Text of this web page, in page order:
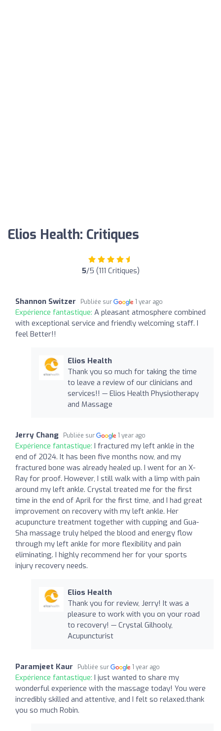
Elios Health: Critiques
5/5 (111 Critiques)
Shannon Switzer Publiée sur 1 year ago
Expérience fantastique: A pleasant atmosphere combined
with exceptional service and friendly welcoming staff. I
feel Better!!
Elios Health
Thank you so much for taking the time
to leave a review of our clinicians and
services!! — Elios Health Physiotherapy
and Massage
Jerry Chang Publiée sur 1 year ago
Expérience fantastique: I fractured my left ankle in the
end of 2024. It has been five months now, and my
fractured bone was already healed up. I went for an X-
Ray for proof. However, I still walk with a limp with pain
around my left ankle. Crystal treated me for the first
time in the end of April for the first time, and I had great
improvement on recovery with my left ankle. Her
acupuncture treatment together with cupping and Gua-
Sha massage truly helped the blood and energy flow
through my left ankle for more flexibility and pain
eliminating. I highly recommend her for your sports
injury recovery needs.
Elios Health
Thank you for review, Jerry! It was a
pleasure to work with you on your road
to recovery! — Crystal Gilhooly,
Acupuncturist
Paramjeet Kaur Publiée sur 1 year ago
Expérience fantastique: I just wanted to share my
wonderful experience with the massage today! You were
incredibly skilled and attentive, and I felt so relaxed.thank
you so much Robin.